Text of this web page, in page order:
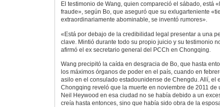
El testimonio de Wang, quien compareció el sábado, está
fraude», según Bo, que aseguró que su exlugarteniente
extraordinariamente abominable, se inventó rumores».
«Está por debajo de la credibilidad legal presentar a una
clave. Mintió durante todo su propio juicio y su testimonio
afirmó el ex secretario general del PCCh en Chongqing.
Wang precipitó la caída en desgracia de Bo, que hasta
los máximos órganos de poder en el país, cuando en
asilo en el consulado estadounidense de Chengdu. Allí, el
Chongqing reveló que la muerte en noviembre de 2011 de
Neil Heywood en esa ciudad no se había debido a un
creía hasta entonces, sino que había sido obra de la